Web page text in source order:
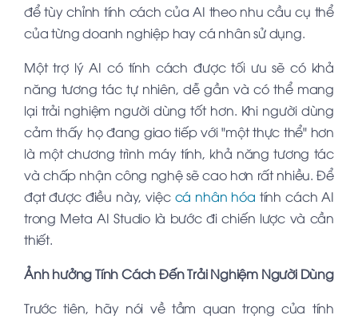
để tùy chỉnh tính cách của AI theo nhu cầu cụ thể
của từng doanh nghiệp hay cá nhân sử dụng.
Một trợ lý AI có tính cách được tối ưu sẽ có khả
năng tương tác tự nhiên, dễ gần và có thể mang
lại trải nghiệm người dùng tốt hơn. Khi người dùng
cảm thấy họ đang giao tiếp với "một thực thể" hơn
là một chương trình máy tính, khả năng tương tác
và chấp nhận công nghệ sẽ cao hơn rất nhiều. Để
đạt được điều này, việc cá nhân hóa tính cách AI
trong Meta AI Studio là bước đi chiến lược và cần
thiết.
Ảnh hưởng Tính Cách Đến Trải Nghiệm Người Dùng
Trước tiên, hãy nói về tầm quan trọng của tính